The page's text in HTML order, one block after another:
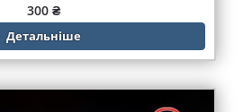
300 ₴
Детальніше